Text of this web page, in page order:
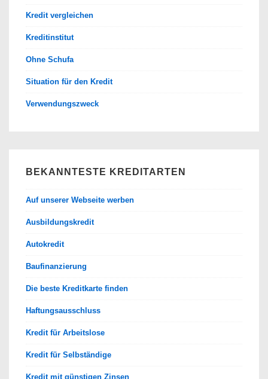
Kredit vergleichen
Kreditinstitut
Ohne Schufa
Situation für den Kredit
Verwendungszweck
BEKANNTESTE KREDITARTEN
Auf unserer Webseite werben
Ausbildungskredit
Autokredit
Baufinanzierung
Die beste Kreditkarte finden
Haftungsausschluss
Kredit für Arbeitslose
Kredit für Selbständige
Kredit mit günstigen Zinsen